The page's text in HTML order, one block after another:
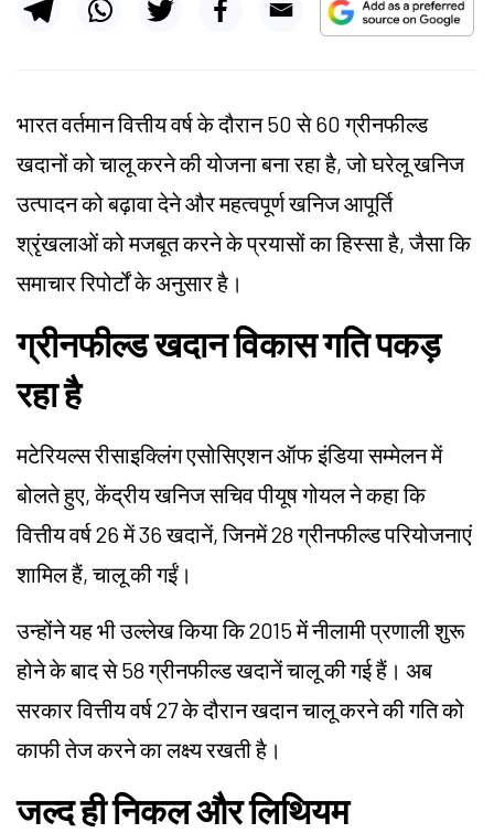
भारत वर्तमान वित्तीय वर्ष के दौरान 50 से 60 ग्रीनफील्ड
खदानों को चालू करने की योजना बना रहा है, जो घरेलू खनिज
उत्पादन को बढ़ावा देने और महत्वपूर्ण खनिज आपूर्ति
श्रृंखलाओं को मजबूत करने के प्रयासों का हिस्सा है, जैसा कि
समाचार रिपोर्टों के अनुसार है।
ग्रीनफील्ड खदान विकास गति पकड़
रहा है
मटेरियल्स रीसाइक्लिंग एसोसिएशन ऑफ इंडिया सम्मेलन में
बोलते हुए, केंद्रीय खनिज सचिव पीयूष गोयल ने कहा कि
वित्तीय वर्ष 26 में 36 खदानें, जिनमें 28 ग्रीनफील्ड परियोजनाएं
शामिल हैं, चालू की गईं।
उन्होंने यह भी उल्लेख किया कि 2015 में नीलामी प्रणाली शुरू
होने के बाद से 58 ग्रीनफील्ड खदानें चालू की गई हैं। अब
सरकार वित्तीय वर्ष 27 के दौरान खदान चालू करने की गति को
काफी तेज करने का लक्ष्य रखती है।
जल्द ही निकल और लिथियम